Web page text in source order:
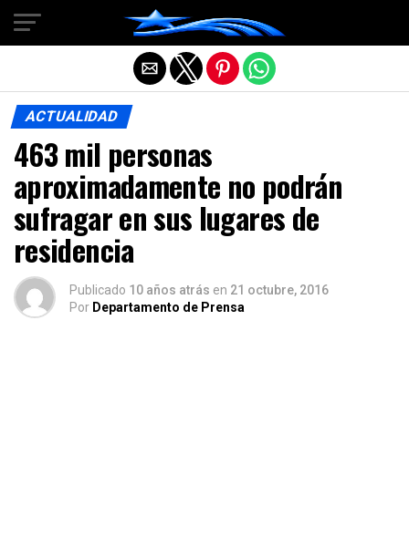
ACTUALIDAD
463 mil personas
aproximadamente no podrán
sufragar en sus lugares de
residencia
Publicado 10 años atrás en 21 octubre, 2016
Por Departamento de Prensa
Salir de la versión móvil